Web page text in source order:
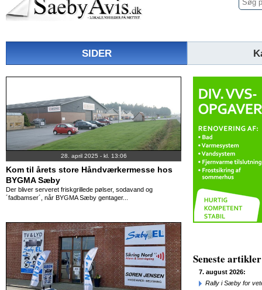
SIDER
28. april 2025 - kl. 13:06
Kom til årets store Håndværkermesse hos
BYGMA Sæby
Der bliver serveret friskgrillede pølser, sodavand og
´fadbamser´, når BYGMA Sæby gentager...
Seneste artikler
7. august 2026:
Rally i Sæby for